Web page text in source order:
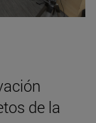
de la